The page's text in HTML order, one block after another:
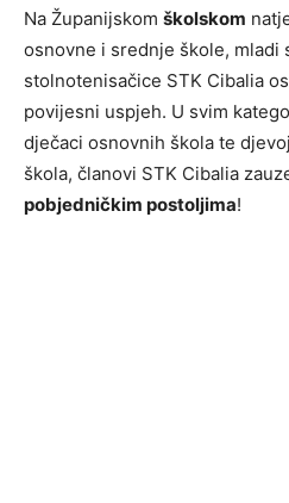
Na Županijskom školskom
osnovne i srednje škole, mladi
stolnotenisačice STK Cibalia
povijesni uspjeh. U svim
dječaci osnovnih škola te
škola, članovi STK Cibalia
pobjedničkim postoljima!